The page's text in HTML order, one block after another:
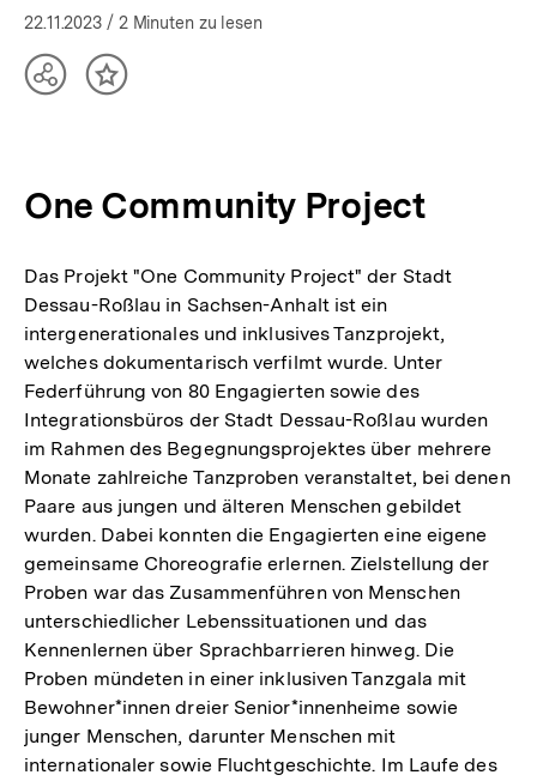
22.11.2023 / 2 Minuten zu lesen
TeilenInhalt
One Community Project
Das Projekt "One Community Project" der Stadt
Dessau-Roßlau in Sachsen-Anhalt ist ein
intergenerationales und inklusives Tanzprojekt,
welches dokumentarisch verfilmt wurde. Unter
Federführung von 80 Engagierten sowie des
Integrationsbüros der Stadt Dessau-Roßlau wurden
im Rahmen des Begegnungsprojektes über mehrere
Monate zahlreiche Tanzproben veranstaltet, bei denen
Paare aus jungen und älteren Menschen gebildet
wurden. Dabei konnten die Engagierten eine eigene
gemeinsame Choreografie erlernen. Zielstellung der
Proben war das Zusammenführen von Menschen
unterschiedlicher Lebenssituationen und das
Kennenlernen über Sprachbarrieren hinweg. Die
Proben mündeten in einer inklusiven Tanzgala mit
Bewohner*innen dreier Senior*innenheime sowie
junger Menschen, darunter Menschen mit
internationaler sowie Fluchtgeschichte. Im Laufe des